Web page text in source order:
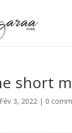
short
Fév 3, 2022 | 0